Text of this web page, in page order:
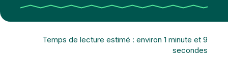
Temps de lecture estimé : environ 1 minute et 9
secondes